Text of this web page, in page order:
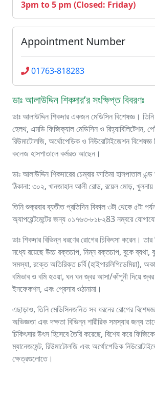
3pm to 5 pm (Closed: Friday)
Appointment Number
01763-818283
ডাঃ আলাউদ্দিন শিকদার’র সংক্ষিপ্ত বিবরণঃ
ডাঃ আলাউদ্দিন শিকদার একজন মেডিসিন বিশেষজ্ঞ।
হেলথ, এমডি ফিজিক্যাল মেডিসিন ও রিহ্যাবিলিটেশন,
রিউমাটোলজি, অর্থোপেডিক ও নিউরোটাইজেশন বিশেষজ্ঞ
কলেজ হাসপাতালে কর্মরত আছেন।
ডাঃ আলাউদ্দিন শিকদারের চেম্বার ফাতিমা হাসপাতাল এন্ড
ঠিকানা: ৩০২, খানজাহান আলী রোড, রয়েল মোড়,
তিনি শুক্রবার ব্যতীত প্রতিদিন বিকাল ৩টা থেকে ৫টা
অ্যাপয়েন্টমেন্টের জন্য ০১৭৬৩-৮১৮২83 নম্বরে
ডাঃ শিকদার বিভিন্ন ধরণের রোগের চিকিৎসা করেন। তার
মধ্যে রয়েছে উচ্চ রক্তচাপ, নিম্ন রক্তচাপ, বুকে
সমস্যা, রক্তে অতিরিক্ত চর্বি (হাইপারলিপিডেমিয়া),
বমিভাব ও বমি হওয়া, ঘন ঘন জ্বর আসা/কাঁপুনী দিয়ে
ইনফেকশন, এবং প্রেসার ওঠানামা।
এছাড়াও, তিনি মেডিসিনজনিত সব ধরনের রোগের
অভিজ্ঞতা এবং দক্ষতা বিভিন্ন শারীরিক সমস্যার জন্য
চিকিৎসার উৎস হিসেবে তৈরি করেছে, বিশেষ করে
ম্যানেজমেন্ট, রিউমাটোলজি এবং অর্থোপেডিক
ক্ষেত্রগুলোতে।